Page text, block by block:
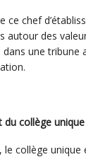
ce chef
autour des
une tribune
du collège unique
collège